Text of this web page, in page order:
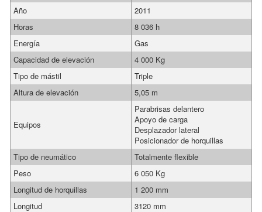
Año
2011
Horas
8 036 h
Energía
Gas
Capacidad de elevación
4 000 Kg
Tipo de mástil
Triple
Altura de elevación
5,05 m
Equipos
Parabrisas delantero
Apoyo de carga
Desplazador lateral
Posicionador de horquillas
Tipo de neumático
Totalmente flexible
Peso
6 050 Kg
Longitud de horquillas
1 200 mm
Longitud
3120 mm